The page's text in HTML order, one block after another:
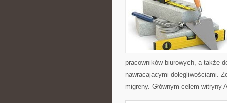
pracowników biurowych, a także
nawracającymi dolegliwościami.
migreny. Głównym celem witryny